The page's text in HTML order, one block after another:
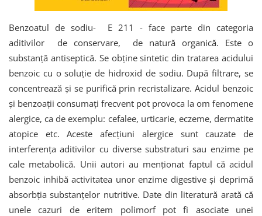
Benzoatul de sodiu- E 211 - face parte din categoria
aditivilor de conservare, de natură organică. Este o
substanță antiseptică. Se obține sintetic din tratarea acidului
benzoic cu o soluție de hidroxid de sodiu. După filtrare, se
concentrează și se purifică prin recristalizare. Acidul benzoic
și benzoații consumați frecvent pot provoca la om fenomene
alergice, ca de exemplu: cefalee, urticarie, eczeme, dermatite
atopice etc. Aceste afecțiuni alergice sunt cauzate de
interferența aditivilor cu diverse substraturi sau enzime pe
cale metabolică. Unii autori au menționat faptul că acidul
benzoic inhibă activitatea unor enzime digestive și deprimă
absorbția substanțelor nutritive. Date din literatură arată că
unele cazuri de eritem polimorf pot fi asociate unei